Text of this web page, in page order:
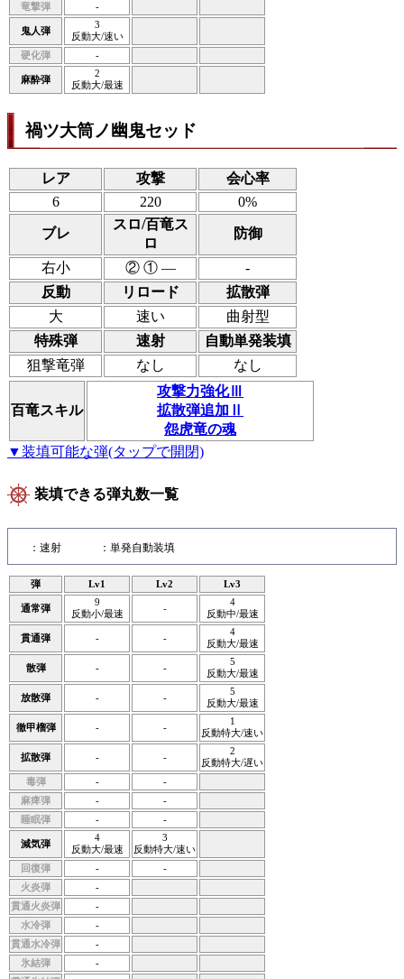
竜撃弾
-
鬼人弾
3
反動大/速い
硬化弾
-
麻酔弾
2
反動大/最速
禍ツ大筒ノ幽鬼セッド
レア 攻撃
会心率
6
220 0%
ブレ
スロ/百竜ス
ロ
防御
右小 ② ① ―
-
反動
リロード
拡散弾
大
速い
曲射型
特殊弾
速射
自動単発装填
狙撃竜弾
なし なし
百竜スキル
攻撃力強化Ⅲ
拡散弾追加Ⅱ
怨虎竜の魂
▼装填可能な弾(タップで開閉)
装填できる弾丸数一覧
：速射 ：単発自動装填
弾 Lv1 Lv2 Lv3
通常弾
9
反動小/最速
-
4
反動中/最速
貫通弾 - -
4
反動大/最速
散弾 - -
5
反動大/最速
放散弾 - -
5
反動大/最速
徹甲榴弾 - -
1
反動特大/速い
拡散弾 - -
2
反動特大/遅い
毒弾
-
-
麻痺弾
-
-
睡眠弾
- -
減気弾
4
反動大/最速
3
反動特大/速い
回復弾
-
-
火炎弾
-
貫通火炎弾
-
水冷弾
-
貫通水冷弾
-
氷結弾
-